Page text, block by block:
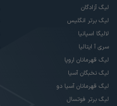
لیگ آزادگان
لیگ برتر انگلیس
لالیگا اسپانیا
سری آ ایتالیا
لیگ قهرمانان اروپا
لیگ نخبگان آسیا
لیگ قهرمانان آسیا دو
لیگ برتر فوتسال